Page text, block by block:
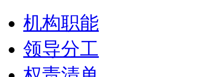
机构职能
领导分工